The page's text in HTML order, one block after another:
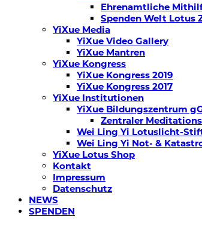
Ehrenamtliche
Spenden Welt Lotus
YiXue Media
YiXue Video Gallery
YiXue Mantren
YiXue Kongress
YiXue Kongress 2019
YiXue Kongress 2017
YiXue Institutionen
YiXue Bildungszentrum
Zentraler
Wei Ling Yi Lotuslicht-
Wei Ling Yi Not- &
YiXue Lotus Shop
Kontakt
Impressum
Datenschutz
NEWS
SPENDEN